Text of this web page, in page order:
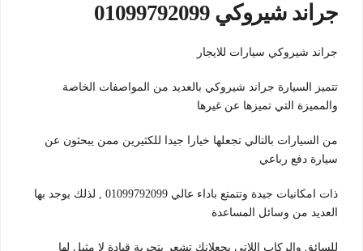
جراند شيروكي 01099792099
جراند شيروكي سيارات للايجار
تتميز السيارة جراند شيروكي بالعديد من المواصفات الخاصة
والمميزة التي تميزها عن غيرها
من السيارات بالتالي تجعلها خيارا جيدا للكثيرين ممن يبحثون عن
سيارة دفع رباعي
ذات امكانيات جيدة وتتمتع باداء عالي 01099792099 , لذلك يوجد بها
العديد من وسائل المساعدة
للسائق والركاب اللاتي يجعلانك تشعر بتجربة قيادة لا مثيل لها